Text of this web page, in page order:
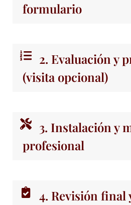
formulario
2. Evaluación y
(visita opcional)
3. Instalación y
profesional
4. Revisión final